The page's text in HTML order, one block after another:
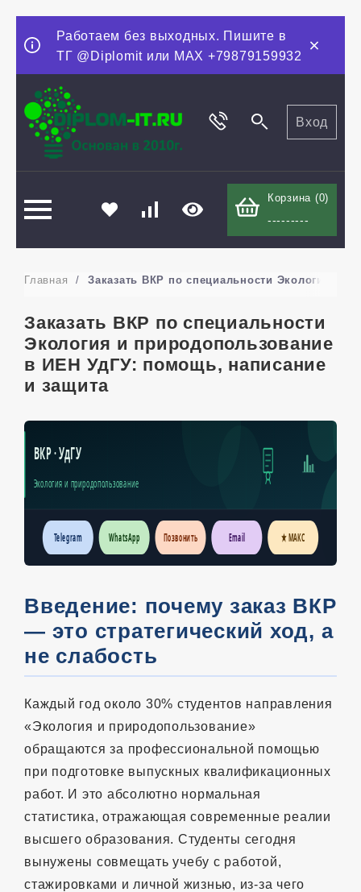
Работаем без выходных. Пишите в
ТГ @Diplomit или MAX +79879159932
Вход
Корзина (0)
---------
Главная / Заказать ВКР по специальности Экология и
Заказать ВКР по специальности
Экология и природопользование
в ИЕН УдГУ: помощь, написание
и защита
ВКР · УдГУ
Экология и природопользование
Telegram WhatsApp Позвонить Email ★ МАКС
Введение: почему заказ ВКР
— это стратегический ход, а
не слабость
Каждый год около 30% студентов направления
«Экология и природопользование»
обращаются за профессиональной помощью
при подготовке выпускных квалификационных
работ. И это абсолютно нормальная
статистика, отражающая современные реалии
высшего образования. Студенты сегодня
вынужены совмещать учебу с работой,
стажировками и личной жизнью, из-за чего